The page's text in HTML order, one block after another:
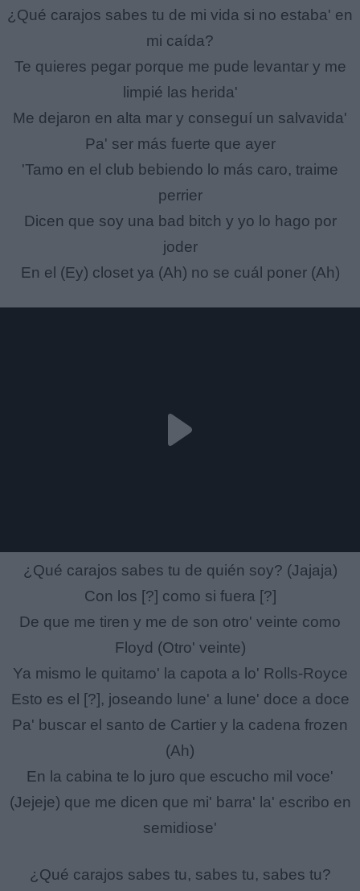
¿Qué carajos sabes tu de mi vida si no estaba' en
mi caída?
Te quieres pegar porque me pude levantar y me
limpié las herida'
Me dejaron en alta mar y conseguí un salvavida'
Pa' ser más fuerte que ayer
'Tamo en el club bebiendo lo más caro, traime
perrier
Dicen que soy una bad bitch y yo lo hago por
joder
En el (Ey) closet ya (Ah) no se cuál poner (Ah)
¿Qué carajos sabes tu de quién soy? (Jajaja)
Con los [?] como si fuera [?]
De que me tiren y me de son otro' veinte como
Floyd (Otro' veinte)
Ya mismo le quitamo' la capota a lo' Rolls-Royce
Esto es el [?], joseando lune' a lune' doce a doce
Pa' buscar el santo de Cartier y la cadena frozen
(Ah)
En la cabina te lo juro que escucho mil voce'
(Jejeje) que me dicen que mi' barra' la' escribo en
semidiose'
¿Qué carajos sabes tu, sabes tu, sabes tu?